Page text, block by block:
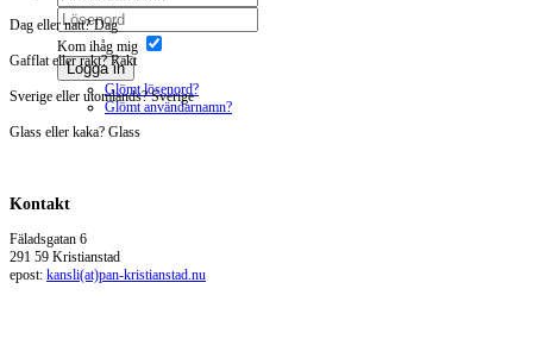
Kom ihåg mig
Logga in
Glömt lösenord?
Glömt användarnamn?
Dag eller natt? Dag
Gafflat eller rakt? Rakt
Sverige eller utomlands? Sverige
Glass eller kaka? Glass
Kontakt
Fäladsgatan 6
291 59 Kristianstad
epost: kansli(at)pan-kristianstad.nu